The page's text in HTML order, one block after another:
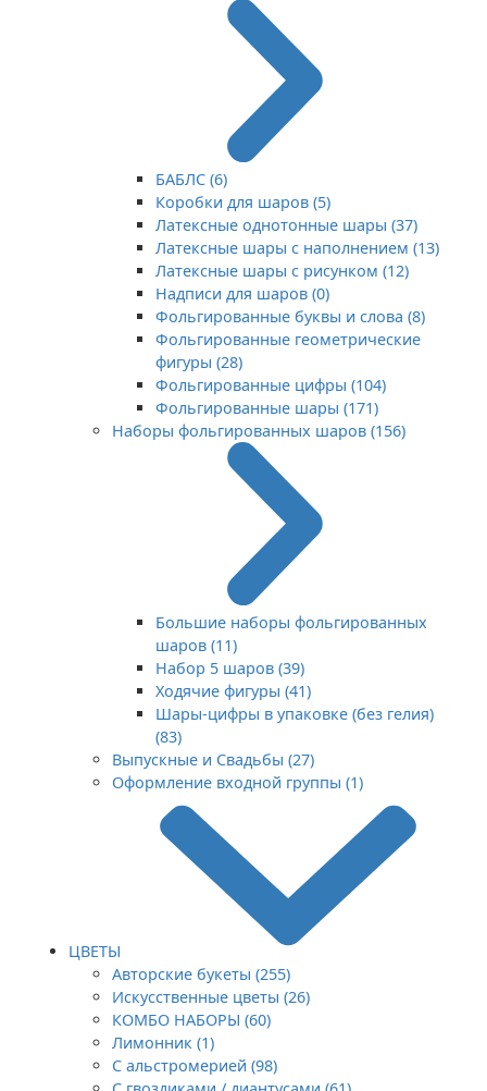
БАБЛС (6)
Коробки для шаров (5)
Латексные однотонные шары (37)
Латексные шары с наполнением (13)
Латексные шары с рисунком (12)
Надписи для шаров (0)
Фольгированные буквы и слова (8)
Фольгированные геометрические
фигуры (28)
Фольгированные цифры (104)
Фольгированные шары (171)
Наборы фольгированных шаров (156)
Большие наборы фольгированных
шаров (11)
Набор 5 шаров (39)
Ходячие фигуры (41)
Шары-цифры в упаковке (без гелия)
(83)
Выпускные и Свадьбы (27)
Оформление входной группы (1)
ЦВЕТЫ
Авторские букеты (255)
Искусственные цветы (26)
КОМБО НАБОРЫ (60)
Лимонник (1)
С альстромерией (98)